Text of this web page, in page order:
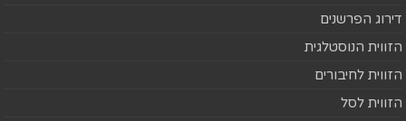
דירוג הפרשנים
הזווית הנוסטלגית
הזווית לחיבורים
הזווית לסל